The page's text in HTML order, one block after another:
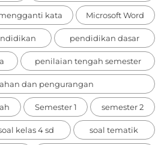
kata Microsoft Word
pendidikan dasar
penilaian tengah semester
dan pengurangan
Semester 1 semester 2
kelas 4 sd soal tematik